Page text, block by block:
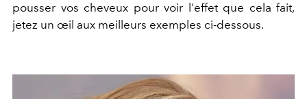
pousser vos cheveux pour voir l'effet que cela fait,
jetez un œil aux meilleurs exemples ci-dessous.